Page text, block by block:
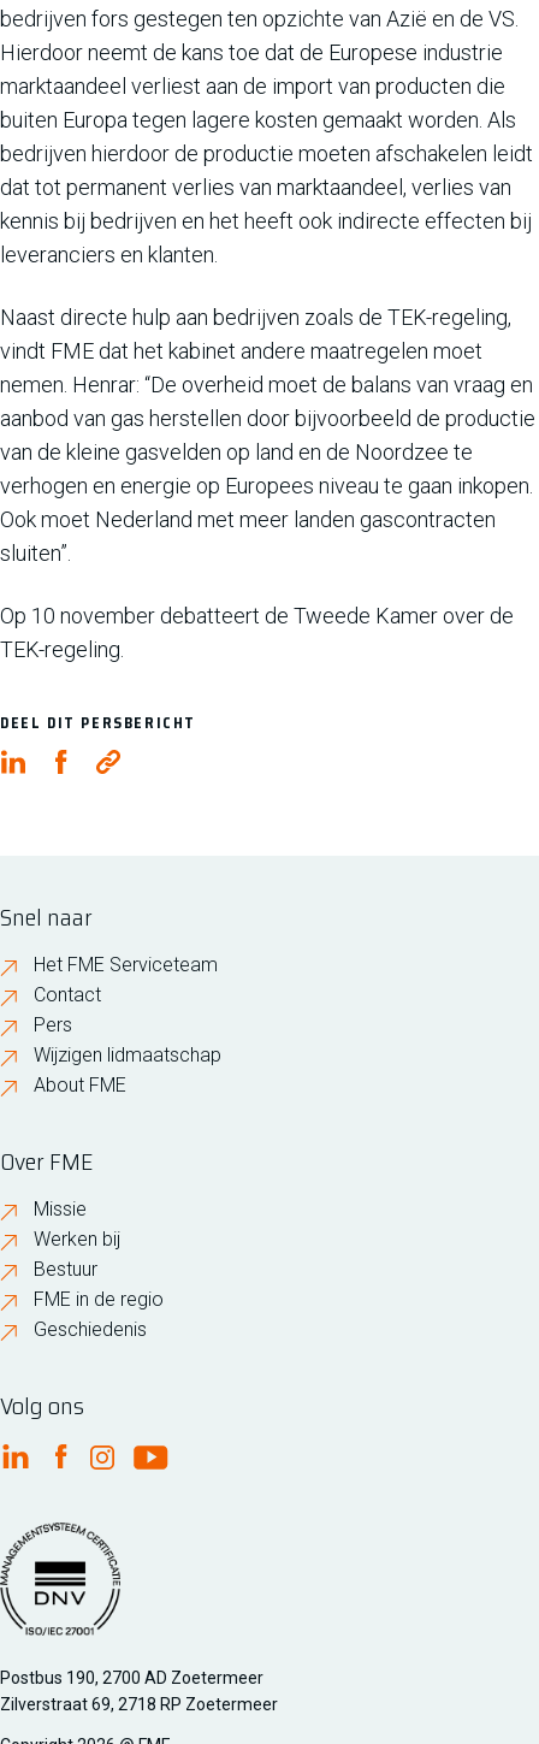
bedrijven fors gestegen ten opzichte van Azië en de VS.
Hierdoor neemt de kans toe dat de Europese industrie
marktaandeel verliest aan de import van producten die
buiten Europa tegen lagere kosten gemaakt worden. Als
bedrijven hierdoor de productie moeten afschakelen leidt
dat tot permanent verlies van marktaandeel, verlies van
kennis bij bedrijven en het heeft ook indirecte effecten bij
leveranciers en klanten.
Naast directe hulp aan bedrijven zoals de TEK-regeling,
vindt FME dat het kabinet andere maatregelen moet
nemen. Henrar: “De overheid moet de balans van vraag en
aanbod van gas herstellen door bijvoorbeeld de productie
van de kleine gasvelden op land en de Noordzee te
verhogen en energie op Europees niveau te gaan inkopen.
Ook moet Nederland met meer landen gascontracten
sluiten”.
Op 10 november debatteert de Tweede Kamer over de
TEK-regeling.
DEEL DIT PERSBERICHT
Snel naar
Het FME Serviceteam
Contact
Pers
Wijzigen lidmaatschap
About FME
Over FME
Missie
Werken bij
Bestuur
FME in de regio
Geschiedenis
Volg ons
FME Linkedin
FME Facebook
FME Instagram
FME Youtube
Managementsyteem certificatie DNV iso/iec 27001
Postbus 190, 2700 AD Zoetermeer
Zilverstraat 69, 2718 RP Zoetermeer